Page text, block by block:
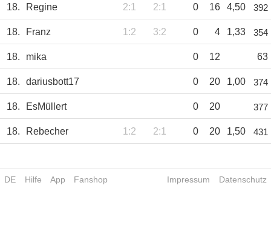
18. Regine 2:1 2:1 0 16 4,50 392
18. Franz 1:2 3:2 0 4 1,33 354
18. mika 0 12 63
18. dariusbott17 0 20 1,00 374
18. EsMüllert 0 20 377
18. Rebecher 1:2 2:1 0 20 1,50 431
DE Hilfe App Fanshop Impressum Datenschutz